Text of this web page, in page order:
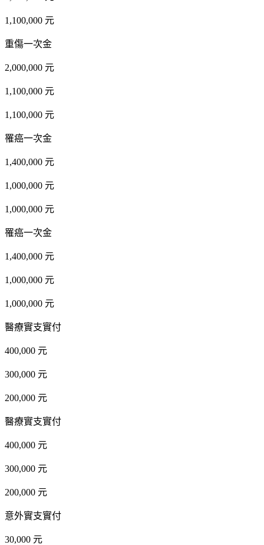
1,100,000 元
重傷一次金
2,000,000 元
1,100,000 元
1,100,000 元
罹癌一次金
1,400,000 元
1,000,000 元
1,000,000 元
罹癌一次金
1,400,000 元
1,000,000 元
1,000,000 元
醫療實支實付
400,000 元
300,000 元
200,000 元
醫療實支實付
400,000 元
300,000 元
200,000 元
意外實支實付
30,000 元